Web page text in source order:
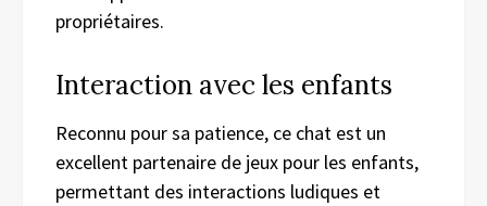
propriétaires.
Interaction avec les enfants
Reconnu pour sa patience, ce chat est un
excellent partenaire de jeux pour les enfants,
permettant des interactions ludiques et